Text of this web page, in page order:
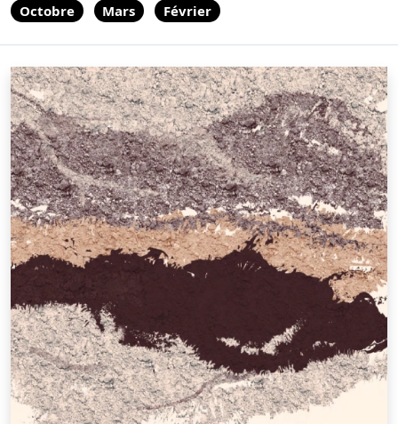
Octobre Mars Février